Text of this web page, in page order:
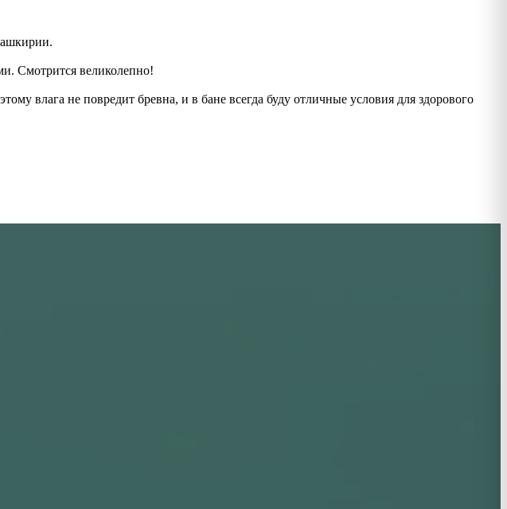
Смотрится великолепно!
влага не повредит бревна, и в бане всегда буду отличные условия для здорового